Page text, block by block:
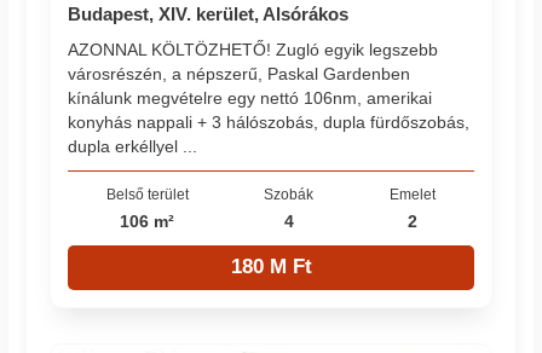
Budapest, XIV. kerület, Alsórákos
AZONNAL KÖLTÖZHETŐ! Zugló egyik legszebb
városrészén, a népszerű, Paskal Gardenben
kínálunk megvételre egy nettó 106nm, amerikai
konyhás nappali + 3 hálószobás, dupla fürdőszobás,
dupla erkéllyel ...
Belső terület
106 m²
Szobák
4
Emelet
2
180 M Ft